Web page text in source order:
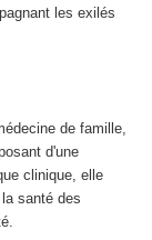
les exilés
de famille,
d'une
clinique, elle
santé des